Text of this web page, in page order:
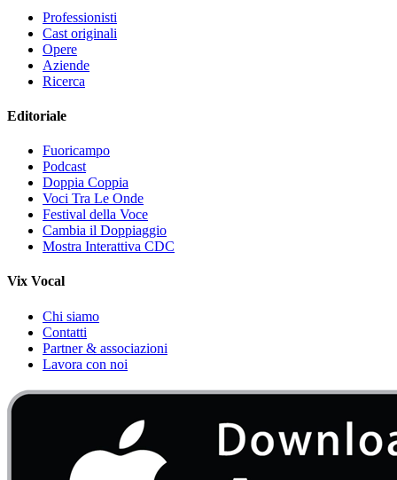
Professionisti
Cast originali
Opere
Aziende
Ricerca
Editoriale
Fuoricampo
Podcast
Doppia Coppia
Voci Tra Le Onde
Festival della Voce
Cambia il Doppiaggio
Mostra Interattiva CDC
Vix Vocal
Chi siamo
Contatti
Partner & associazioni
Lavora con noi